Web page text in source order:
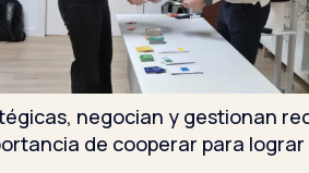
negocian y gestionan
de cooperar para